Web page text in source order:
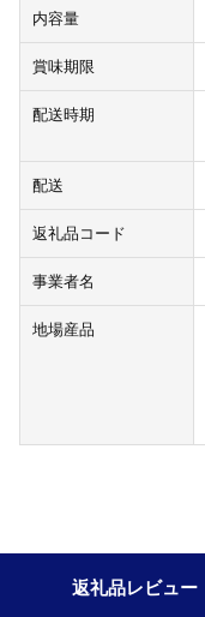
内容量
賞味期限
配送時期
配送
返礼品コード
事業者名
地場産品
返礼品レビュー